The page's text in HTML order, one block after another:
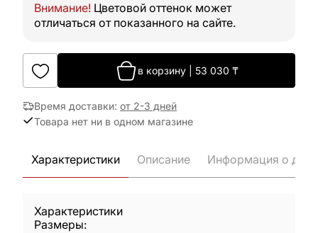
Внимание! Цветовой оттенок может
отличаться от показанного на сайте.
в корзину| 53 030 ₸
Время доставки: от 2-3 дней
Товара нет ни в одном магазине
Характеристики Описание Информация о
Характеристики
Размеры: